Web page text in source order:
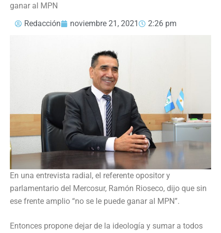
ganar al MPN
Redacción
noviembre 21, 2021 2:26 pm
En una entrevista radial, el referente opositor y
parlamentario del Mercosur, Ramón Rioseco, dijo que sin
ese frente amplio “no se le puede ganar al MPN”.
Entonces propone dejar de la ideología y sumar a todos